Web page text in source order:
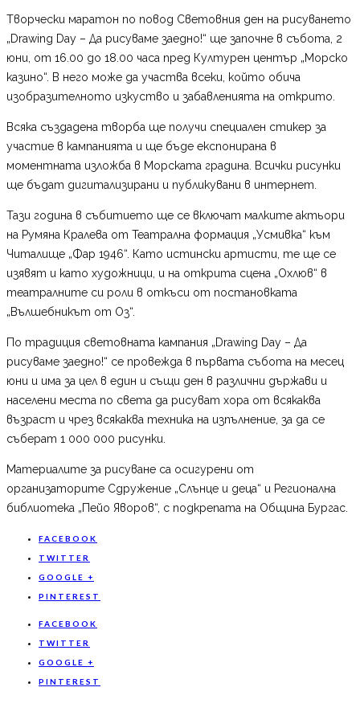
Творчески маратон по повод Световния ден на рисуването
„Drawing Day – Да рисуваме заедно!“ ще започне в събота, 2
юни, от 16.00 до 18.00 часа пред Културен център „Морско
казино“. В него може да участва всеки, който обича
изобразителното изкуство и забавленията на открито.
Всяка създадена творба ще получи специален стикер за
участие в кампанията и ще бъде експонирана в
моментната изложба в Морската градина. Всички рисунки
ще бъдат дигитализирани и публикувани в интернет.
Тази година в събитието ще се включат малките актьори
на Румяна Кралева от Театрална формация „Усмивка“ към
Читалище „Фар 1946“. Като истински артисти, те ще се
изявят и като художници, и на открита сцена „Охлюв“ в
театралните си роли в откъси от постановката
„Вълшебникът от Оз“.
По традиция световната кампания „Drawing Day – Да
рисуваме заедно!“ се провежда в първата събота на месец
юни и има за цел в един и същи ден в различни държави и
населени места по света да рисуват хора от всякаква
възраст и чрез всякаква техника на изпълнение, за да се
съберат 1 000 000 рисунки.
Материалите за рисуване са осигурени от
организаторите Сдружение „Слънце и деца“ и Регионална
библиотека „Пейо Яворов“, с подкрепата на Община Бургас.
FACEBOOK
TWITTER
GOOGLE +
PINTEREST
FACEBOOK
TWITTER
GOOGLE +
PINTEREST